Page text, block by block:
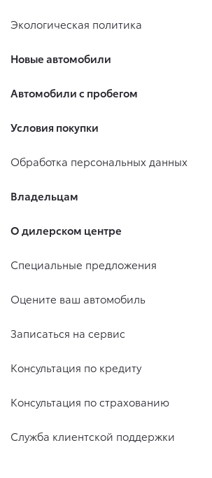
Экологическая политика
Новые автомобили
Автомобили с пробегом
Условия покупки
Обработка персональных данных
Владельцам
О дилерском центре
Специальные предложения
Оцените ваш автомобиль
Записаться на сервис
Консультация по кредиту
Консультация по страхованию
Служба клиентской поддержки